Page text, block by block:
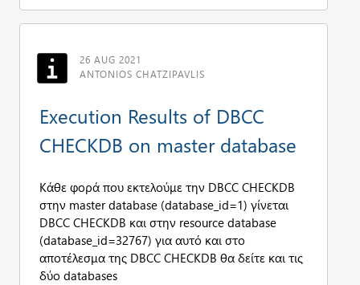
26 AUG 2021
ANTONIOS CHATZIPAVLIS
Execution Results of DBCC
CHECKDB on master database
Κάθε φορά που εκτελούμε την DBCC CHECKDB
στην master database (database_id=1) γίνεται
DBCC CHECKDB και στην resource database
(database_id=32767) για αυτό και στο
αποτέλεσμα της DBCC CHECKDB θα δείτε και τις
δύο databases